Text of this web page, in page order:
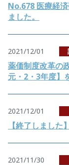
No.678 医療経
ました。
2021/12/01
薬価制度改革の
元・2・3年度】
2021/12/01
【終了しまし
2021/11/30